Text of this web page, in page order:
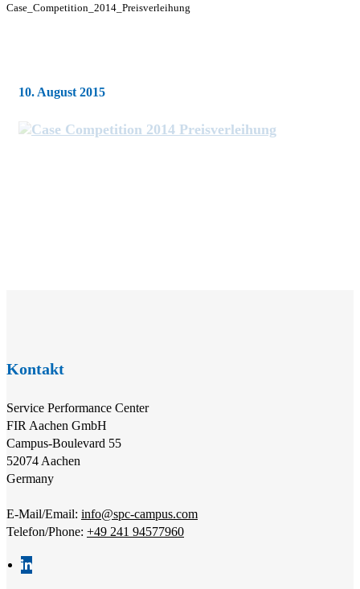
Case_Competition_2014_Preisverleihung
10. August 2015
Kontakt
Service Performance Center
FIR Aachen GmbH
Campus-Boulevard 55
52074 Aachen
Germany
E-Mail/Email: info@spc-campus.com
Telefon/Phone: +49 241 94577960